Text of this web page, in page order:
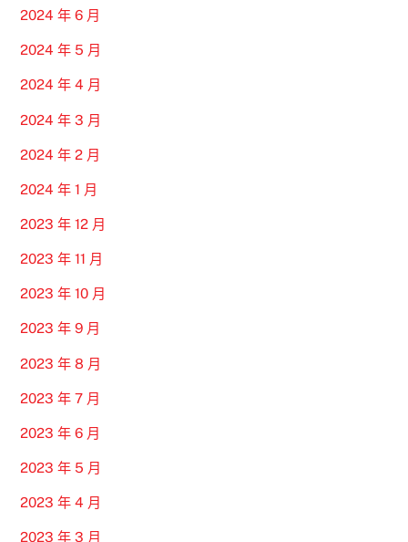
2024 年 6 月
2024 年 5 月
2024 年 4 月
2024 年 3 月
2024 年 2 月
2024 年 1 月
2023 年 12 月
2023 年 11 月
2023 年 10 月
2023 年 9 月
2023 年 8 月
2023 年 7 月
2023 年 6 月
2023 年 5 月
2023 年 4 月
2023 年 3 月